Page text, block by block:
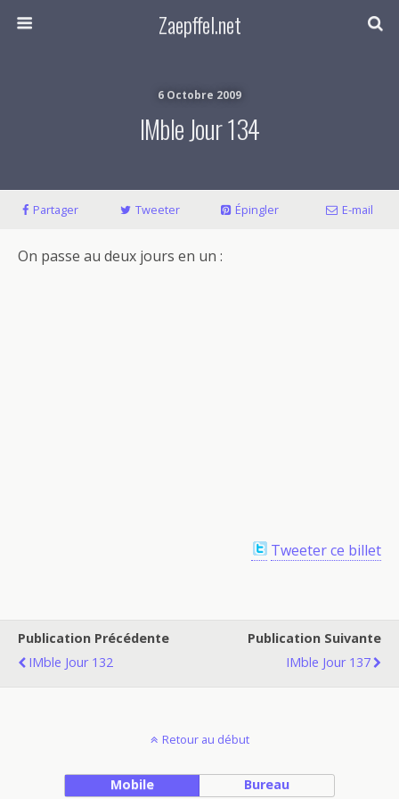
Zaepffel.net
6 Octobre 2009
IMble Jour 134
Partager Tweeter Épingler E-mail
On passe au deux jours en un :
Tweeter ce billet
Publication Précédente
IMble Jour 132
Publication Suivante
IMble Jour 137
Retour au début
Mobile Bureau